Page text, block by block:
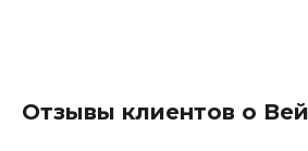
Отзывы клиентов о